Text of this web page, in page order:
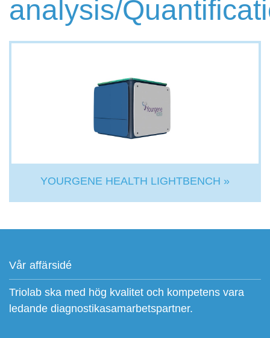
analysis/
YOURGENE HEALTH LIGHTBENCH »
Vår affärsidé
Triolab ska med hög kvalitet och kompetens vara
ledande diagnostikasamarbetspartner.